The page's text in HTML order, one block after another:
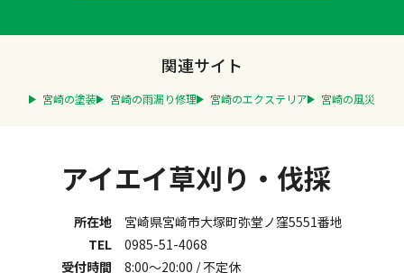
関連サイト
宮崎の塗装 宮崎の雨漏り修理 宮崎のエクステリア 宮崎の風災
アイエイ草刈り・伐採
所在地
宮崎県宮崎市大塚町弥堂ノ窪5551番地
TEL
0985-51-4068
受付時間
8:00～20:00 / 不定休